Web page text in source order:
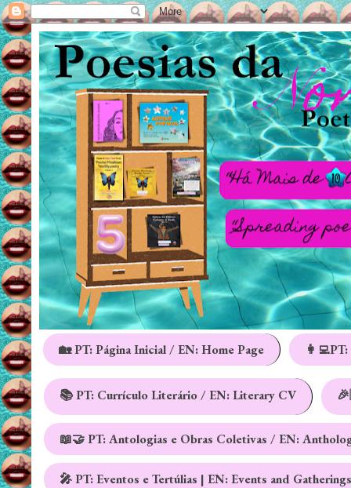
🏡 PT: Página Inicial / EN: Home Page
📚 PT: Currículo Literário / EN: Literary CV
📖🤝 PT: Antologias e Obras Coletivas / EN:
🎤 PT: Eventos e Tertúlias | EN: Events and Gatherings